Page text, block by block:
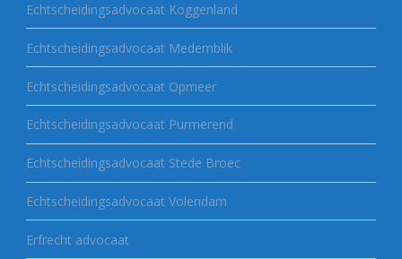
Echtscheidingsadvocaat Koggenland
Echtscheidingsadvocaat Medemblik
Echtscheidingsadvocaat Opmeer
Echtscheidingsadvocaat Purmerend
Echtscheidingsadvocaat Stede Broec
Echtscheidingsadvocaat Volendam
Erfrecht advocaat